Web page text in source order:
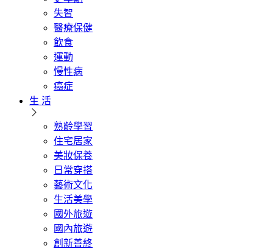
失智
醫療保健
飲食
運動
慢性病
癌症
生 活
熟齡學習
住宅居家
美妝保養
日常穿搭
藝術文化
生活美學
國外旅遊
國內旅遊
創新善終